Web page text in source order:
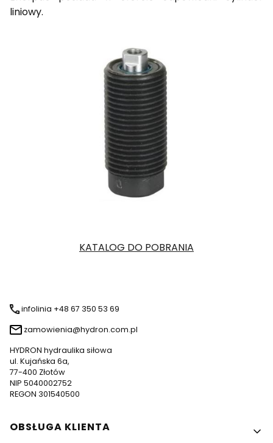
liniowy.
KATALOG DO POBRANIA
infolinia +48 67 350 53 69
zamowienia@hydron.com.pl
HYDRON hydraulika siłowa
ul. Kujańska 6a,
77-400 Złotów
NIP 5040002752
REGON 301540500
Linki w stopce
OBSŁUGA KLIENTA